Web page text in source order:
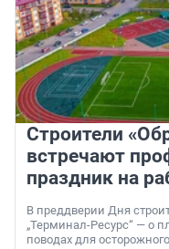
Строители
встречают
праздник на
В преддверии Дня
„Терминал-Ресурс“ — о
поводах для